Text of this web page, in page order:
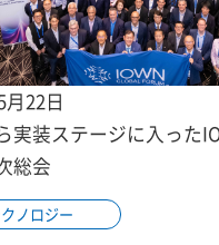
月22日
実装ステージに入った
総会
ノロジー